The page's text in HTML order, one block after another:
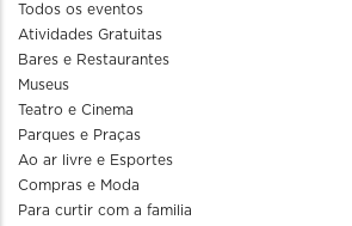
Todos os eventos
Atividades Gratuitas
Bares e Restaurantes
Museus
Teatro e Cinema
Parques e Praças
Ao ar livre e Esportes
Compras e Moda
Para curtir com a familia